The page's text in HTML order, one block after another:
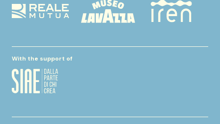
With the support of